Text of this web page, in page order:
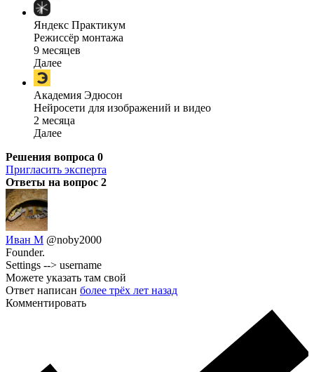
Яндекс Практикум
Режиссёр монтажа
9 месяцев
Далее
Академия Эдюсон
Нейросети для изображений и видео
2 месяца
Далее
Решения вопроса 0
Пригласить эксперта
Ответы на вопрос 2
Иван М @noby2000
Founder.
Settings --> username
Можете указать там свой
Ответ написан более трёх лет назад
Комментировать